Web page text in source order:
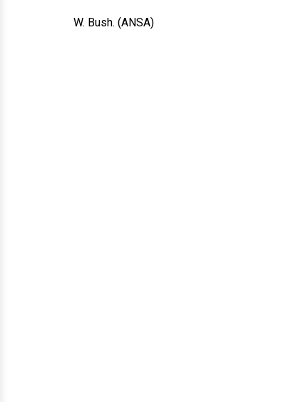
W. Bush. (ANSA)